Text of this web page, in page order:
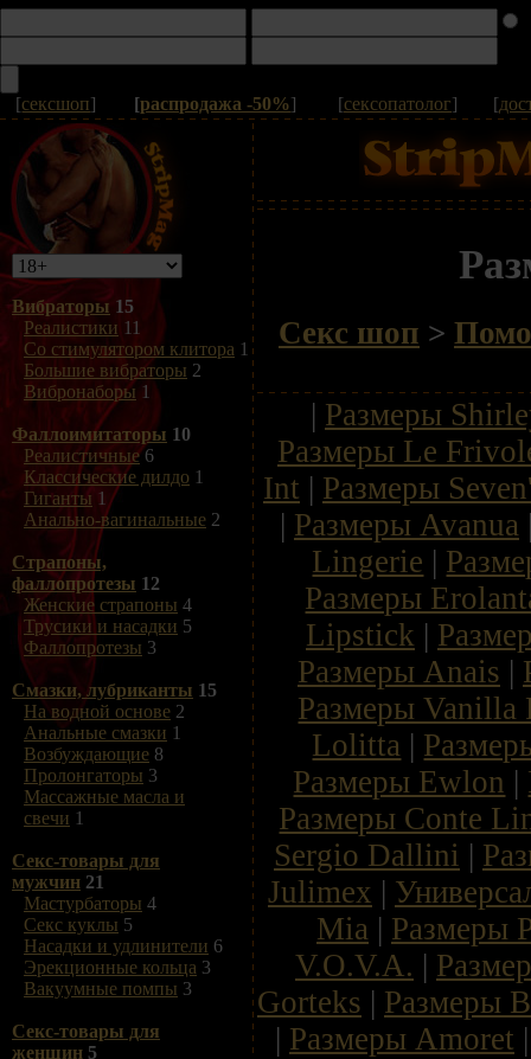
[сексшоп] [распродажа -50%] [сексопатолог] [
Вибраторы 15
Реалистики 11
Со стимулятором клитора 1
Большие вибраторы 2
Вибронаборы 1
Фаллоимитаторы 10
Реалистичные6
Классические дилдо 1
Гиганты 1
Анально-вагинальные 2
Страпоны,
фаллопротезы 12
Женские страпоны 4
Трусики и насадки 5
Фаллопротезы 3
Смазки, лубриканты 15
На водной основе 2
Анальные смазки 1
Возбуждающие 8
Пролонгаторы 3
Массажные масла и
свечи 1
Секс-товары для
мужчин 21
Мастурбаторы 4
Секс куклы 5
Насадки и удлинители 6
Эрекционные кольца 3
Вакуумные помпы 3
Секс-товары для
женщин 5
Секс шоп >
| Размеры
Размеры Le
Int | Размеры
| Размеры Avanua
Lingerie |
Размеры
Lipstick |
Размеры Anais |
Размеры Vanilla
Lolitta |
Размеры Ewlon |
Размеры Conte
Sergio Dallini |
Julimex |
Mia | Размеры
V.O.V.A. |
Gorteks | Размеры
| Размеры Amoret